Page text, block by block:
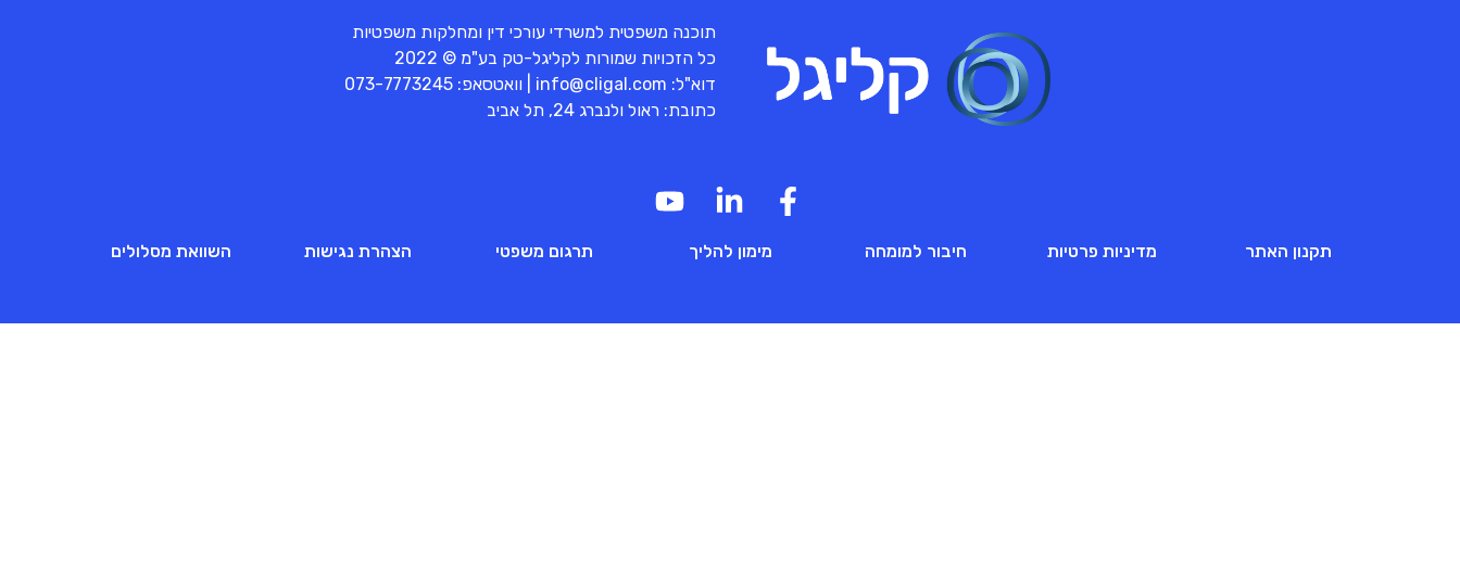
תוכנה משפטית למשרדי עורכי דין ומחלקות משפטיות
כל הזכויות שמורות לקליגל-טק בע"מ © 2022
דוא"ל: info@cligal.com | וואטסאפ: 073-7773245
כתובת: ראול ולנברג 24, תל אביב
תקנון האתר מדיניות פרטיות חיבור למומחה מימון להליך תרגום משפטי הצהרת נגישות השוואת מסלולים